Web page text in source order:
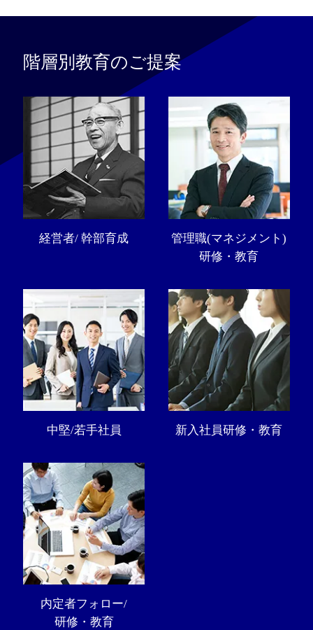
階層別教育のご提案
経営者/ 幹部育成
管理職(マネジメント)
研修・教育
中堅/若手社員 新入社員研修・教育
内定者フォロー/
研修・教育